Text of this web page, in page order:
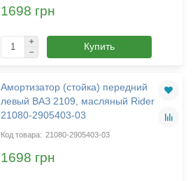
1698 грн
Купить
Амортизатор (стойка) передний
левый ВАЗ 2109, масляный Rider
21080-2905403-03
21080-2905403-03
1698 грн